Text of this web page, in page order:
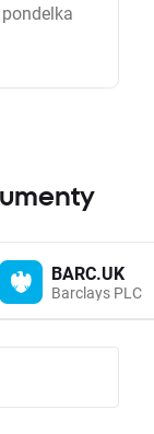
BARC.UK
Barclays PLC